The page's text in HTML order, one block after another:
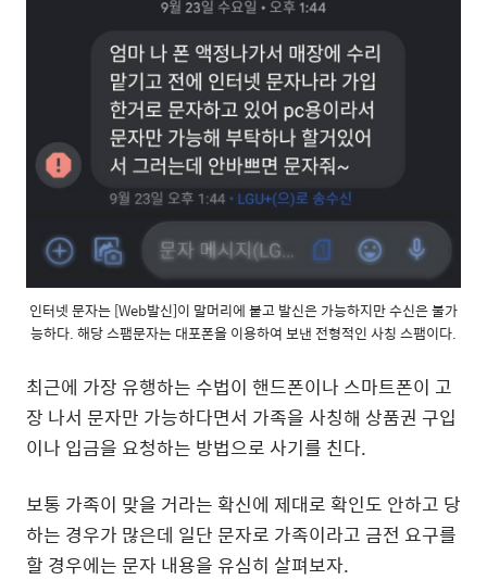
인터넷 문자는 [Web발신]이 말머리에 붙고 발신은 가능하지만 수신은 불가
능하다. 해당 스팸문자는 대포폰을 이용하여 보낸 전형적인 사칭 스팸이다.
최근에 가장 유행하는 수법이 핸드폰이나 스마트폰이 고
장 나서 문자만 가능하다면서 가족을 사칭해 상품권 구입
이나 입금을 요청하는 방법으로 사기를 친다.
보통 가족이 맞을 거라는 확신에 제대로 확인도 안하고 당
하는 경우가 많은데 일단 문자로 가족이라고 금전 요구를
할 경우에는 문자 내용을 유심히 살펴보자.